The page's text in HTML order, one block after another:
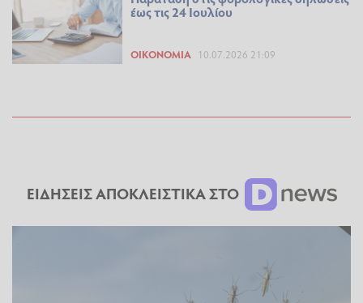
έως τις 24 Ιουλίου
ΟΙΚΟΝΟΜΊΑ 10.07.2026 21:09
ΕΙΔΗΣΕΙΣ ΑΠΟΚΛΕΙΣΤΙΚΑ ΣΤΟ